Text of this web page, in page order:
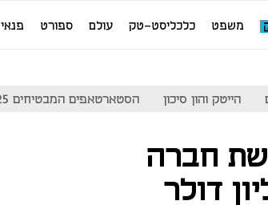
משפט כלכליסט-טק עולם ספורט פנאי
הייטק והון סיכון הסטארטאפים המבטיחים 25
חברה